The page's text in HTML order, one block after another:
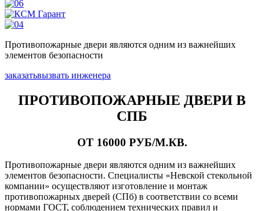
Противопожарные двери являются одним из важнейших
элементов безопасности
заказатьвызвать инженера
ПРОТИВОПОЖАРНЫЕ ДВЕРИ В
СПБ
ОТ 16000 РУБ/М.КВ.
Противопожарные двери являются одним из важнейших
элементов безопасности. Специалисты «Невской стекольной
компании» осуществляют изготовление и монтаж
противопожарных дверей (СПб) в соответствии со всеми
нормами ГОСТ, соблюдением технических правил и